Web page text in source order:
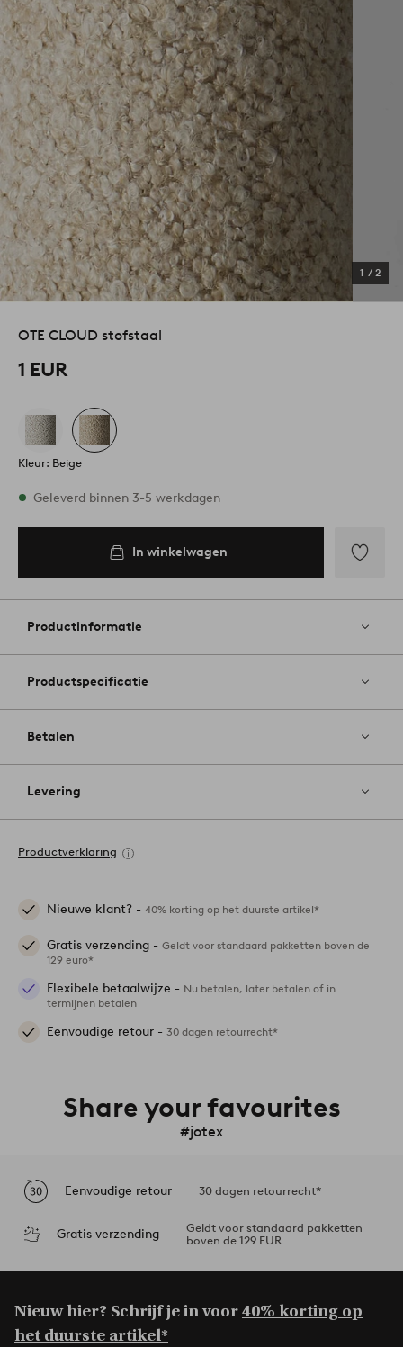
1 / 2
OTE CLOUD stofstaal
1 EUR
Kleur: Beige
Op voorraad
Geleverd binnen 3-5 werkdagen
In winkelwagen
aan
Productinformatie
Productspecificatie
Betalen
Levering
Productverklaring
Nieuwe klant? - 40% korting op het duurste artikel*
Gratis verzending - Geldt voor standaard pakketten boven de
129 euro*
Flexibele betaalwijze - Nu betalen, later betalen of in
termijnen betalen
Eenvoudige retour - 30 dagen retourrecht*
Share your favourites
#jotex
Eenvoudige retour 30 dagen retourrecht*
Gratis verzending
Geldt voor standaard pakketten
boven de 129 EUR
Nieuw hier? Schrijf je in voor40% korting op
het duurste artikel*